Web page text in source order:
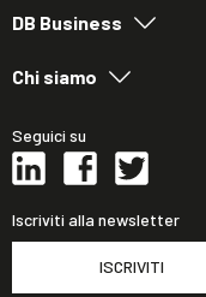
DB Business
Chi siamo
Seguici su
Iscriviti alla newsletter
ISCRIVITI